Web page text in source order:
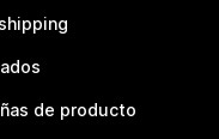
de producto